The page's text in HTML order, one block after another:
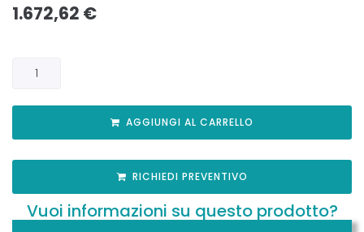
1.672,62 €
AGGIUNGI AL CARRELLO
RICHIEDI PREVENTIVO
Vuoi informazioni su questo prodotto?